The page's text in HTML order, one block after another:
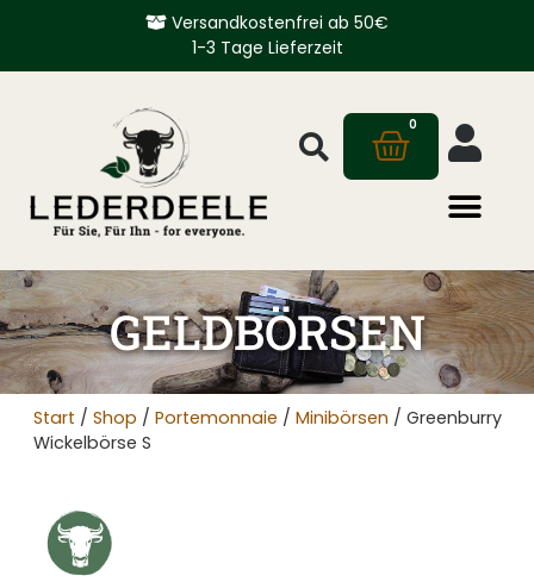
Versandkostenfrei ab 50€
1-3 Tage Lieferzeit
0
GELDBÖRSEN
Start / Shop / Portemonnaie / Minibörsen / Greenburry
Wickelbörse S